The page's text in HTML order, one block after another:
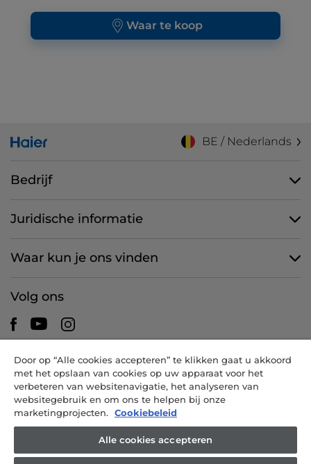
Waar te koop
BE / Nederlands
Bedrijf
Juridische informatie
Waar kun je ons vinden
Volg ons
CANDY HOOVER GROUP S.r.I. - een eenpersoonsvennootschap -
HOOFDKANTOOR: Via Comolli, 57 - 20861 Brugherio (MB) - Italië -
ADMINISTRATIEVE KANTOREN: Via Privata Eden Fumagalli snc -
20861 Brugherio (MB) en Via Trento nr. 20/A-22 - 20871 Vimercate
Aandelenkapitaal € 35.000.000,00 volledig volgestort -
Belastingnummer en inschrijvingsnummer Handelsregister van
Door op “Alle cookies accepteren” te klikken gaat u akkoord
met het opslaan van cookies op uw apparaat voor het
verbeteren van websitenavigatie, het analyseren van
websitegebruik en om ons te helpen bij onze
marketingprojecten.
Cookiebeleid
Alle cookies accepteren